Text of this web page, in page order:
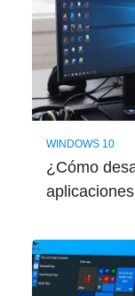
WINDOWS 10
¿Cómo